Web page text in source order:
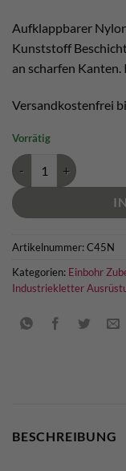
Aufklappbarer
Kunststoff
an scharfen
Versandkostenfrei
Vorrätig
Petzl Protec Seilschutz
Artikelnummer:C45N
Kategorien: Einbohr
Industriekletter
BESCHREIBUNG